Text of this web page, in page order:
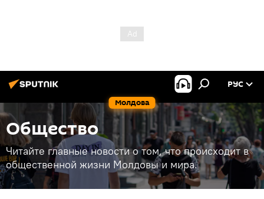
Молдова
РУС
Общество
Читайте главные новости о том, что происходит в
общественной жизни Молдовы и мира.